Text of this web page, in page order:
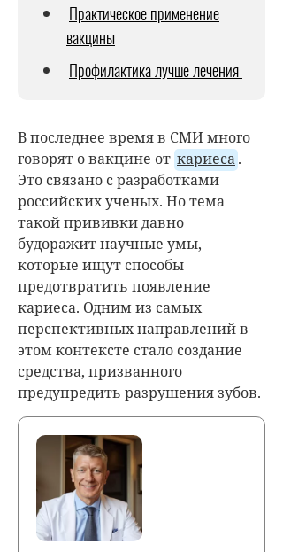
Практическое применение
вакцины
Профилактика лучше лечения
В последнее время в СМИ много
говорят о вакцине от кариеса.
Это связано с разработками
российских ученых. Но тема
такой прививки давно
будоражит научные умы,
которые ищут способы
предотвратить появление
кариеса. Одним из самых
перспективных направлений в
этом контексте стало создание
средства, призванного
предупредить разрушения зубов.